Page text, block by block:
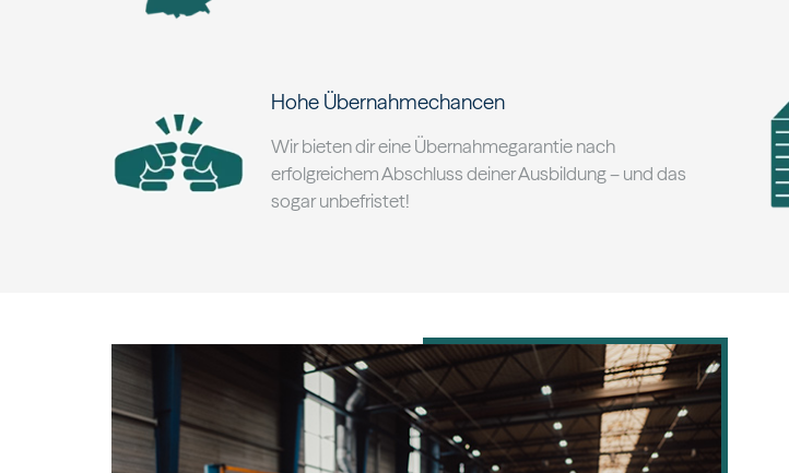
Hohe Übernahmechancen
Wir bieten dir eine Übernahmegarantie nach
erfolgreichem Abschluss deiner Ausbildung – und das
sogar unbefristet!